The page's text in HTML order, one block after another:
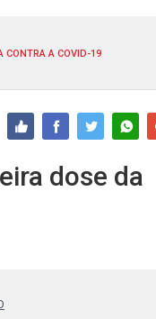
CONTRA A COVID-19
dose da